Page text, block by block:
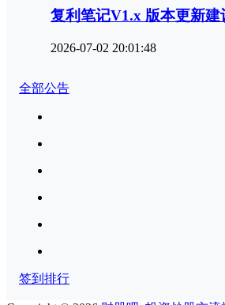
复利笔记V1.x 版本更新建
2026-07-02 20:01:48
全部公告
签到排行